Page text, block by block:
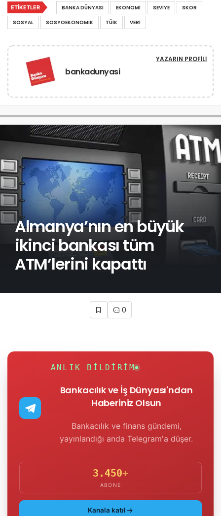
ETIKETLER BANKA DÜNYASI EKONOMI SEVIYE
SKOR
SOSYAL
SOSYOEKONOMIK TÜIK VERI
bankadunyasi
YAZARIN PROFILI
Almanya’nın en büyük
ikinci bankası tüm
ATM’lerini kapattı
0
ANLIK BILDIRIM
Bankacılık ve İş Dünyası'ndan
Haberiniz Olsun
Bankacılık ve finans gündemi,
yayınlandığı anda Telegram'a düşer.
3.450+
ABONE
Kanala katıl